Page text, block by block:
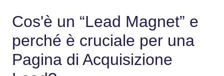
Cos'è un “Lead Magnet” e
perché è cruciale per una
Pagina di Acquisizione